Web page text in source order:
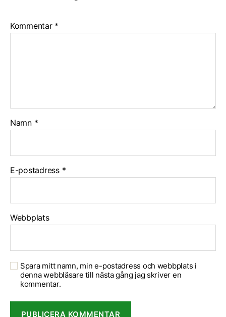
Kommentar *
Namn *
E-postadress *
Webbplats
Spara mitt namn, min e-postadress och webbplats i
denna webbläsare till nästa gång jag skriver en
kommentar.